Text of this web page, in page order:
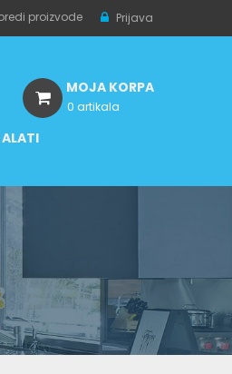
proizvode Prijava
MOJA KORPA
0 artikala